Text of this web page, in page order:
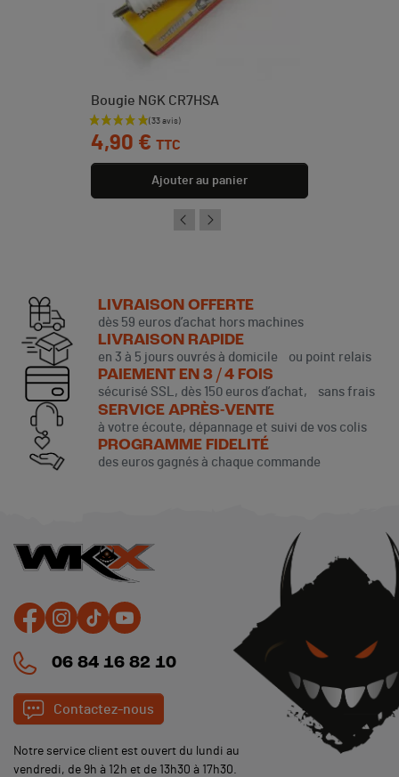
Bougie NGK CR7HSA
Prix
4,90 € TTC
Ajouter au panier
LIVRAISON OFFERTE
dès 59 euros d’achat hors machines
LIVRAISON RAPIDE
en 3 à 5 jours ouvrés à domicile ou point relais
PAIEMENT EN 3 / 4 FOIS
sécurisé SSL, dès 150 euros d’achat, sans frais
SERVICE APRÈS-VENTE
à votre écoute, dépannage et suivi de vos colis
PROGRAMME FIDELITÉ
des euros gagnés à chaque commande
06 84 16 82 10
Contactez-nous
Notre service client est ouvert du lundi au
vendredi, de 9h à 12h et de 13h30 à 17h30.